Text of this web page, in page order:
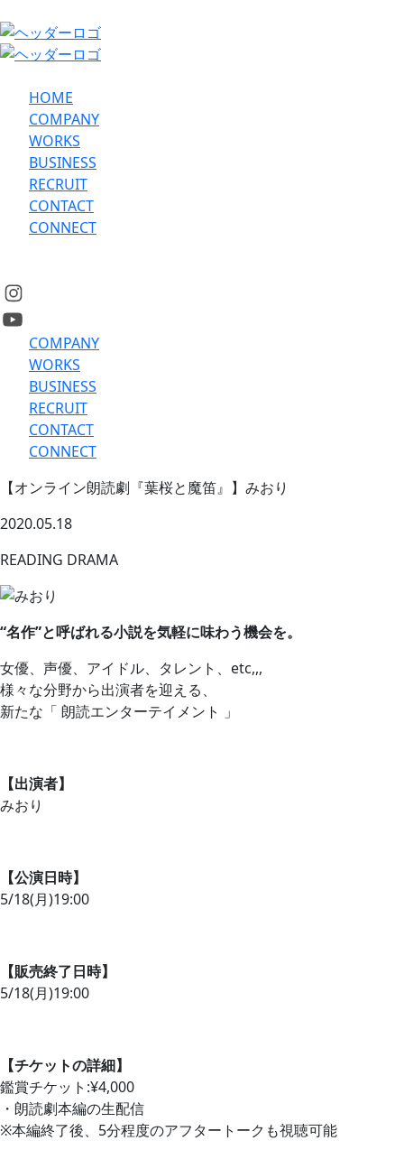
HOME
COMPANY
WORKS
BUSINESS
RECRUIT
CONTACT
CONNECT
COMPANY
WORKS
BUSINESS
RECRUIT
CONTACT
CONNECT
【オンライン朗読劇『葉桜と魔笛』】みおり
2020.05.18
READING DRAMA
“名作”と呼ばれる小説を気軽に味わう機会を。
女優、声優、アイドル、タレント、etc,,,
様々な分野から出演者を迎える、
新たな「 朗読エンターテイメント 」
【出演者】
みおり
【公演日時】
5/18(月)19:00
【販売終了日時】
5/18(月)19:00
【チケットの詳細】
鑑賞チケット:¥4,000
・朗読劇本編の生配信
※本編終了後、5分程度のアフタートークも視聴可能